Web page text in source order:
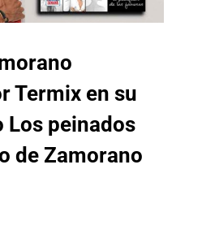
Termix en su
Los peinados
de Zamorano